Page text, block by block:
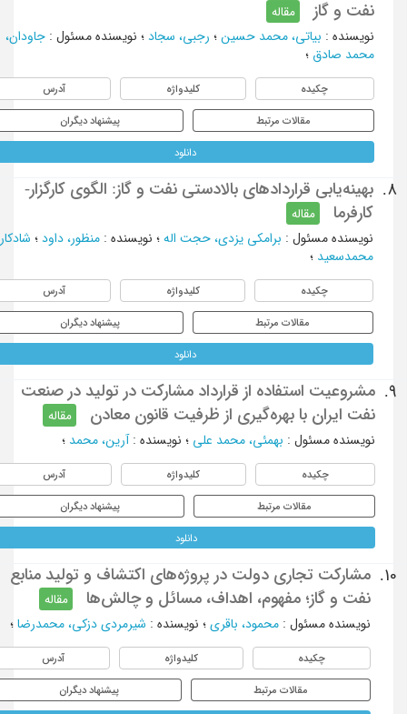
نفت و گاز
مقاله
نویسنده: بیاتی، محمد حسین؛ رجبی، سجاد؛ نویسنده مسئول : جاودان،
محمد صادق؛
چکیده کلیدواژه آدرس
مقالات مرتبط پیشنهاد دیگران
دانلود
8.
بهینه‌یابی قراردادهای بالادستی نفت و گاز: الگوی کارگزار-
کارفرما
مقاله
نویسنده مسئول : برامکی یزدی، حجت اله؛ نویسنده: منظور، داود؛ شادکار،
محمدسعید؛
چکیده کلیدواژه آدرس
مقالات مرتبط پیشنهاد دیگران
دانلود
9.
مشروعیت استفاده از قرارداد مشارکت در تولید در صنعت
نفت ایران با بهره‌گیری از ظرفیت قانون معادن
مقاله
نویسنده مسئول : بهمئی، محمد علی ؛ نویسنده: آرین، محمد؛
چکیده کلیدواژه آدرس
مقالات مرتبط پیشنهاد دیگران
دانلود
10.
مشارکت تجاری دولت در پروژه‌های اکتشاف و تولید منابع
نفت و گاز؛ مفهوم، اهداف، مسائل و چالش‌ها
مقاله
نویسنده مسئول : محمود، باقری؛ نویسنده: شیرمردی دزکی، محمدرضا؛
چکیده کلیدواژه آدرس
مقالات مرتبط پیشنهاد دیگران